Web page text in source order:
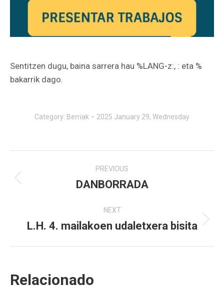
Sentitzen dugu, baina sarrera hau %LANG-z:, : eta %
bakarrik dago.
Category: Berriak 2025 January 29, Wednesday
navigation
PREVIOUS
Previous
DANBORRADA
NEXT
Next
L.H. 4. mailakoen udaletxera bisita
Relacionado